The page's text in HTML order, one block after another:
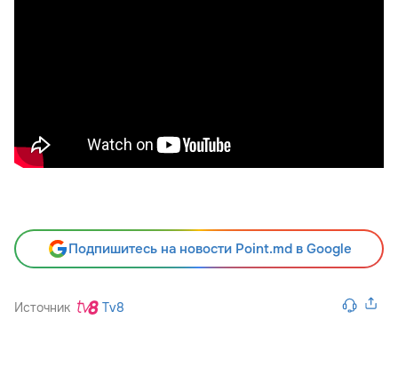
Подпишитесь на новости Point.md в Google
Источник Tv8